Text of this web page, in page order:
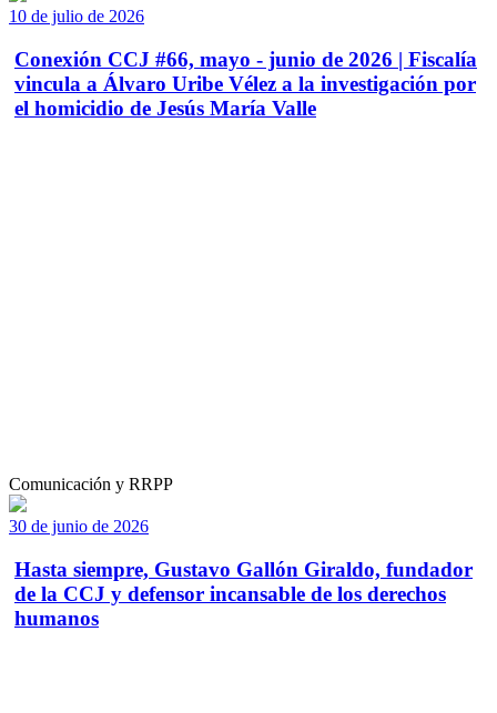
10 de julio de 2026
Conexión CCJ #66, mayo - junio de 2026 | Fiscalía
vincula a Álvaro Uribe Vélez a la investigación por
el homicidio de Jesús María Valle
Comunicación y RRPP
30 de junio de 2026
Hasta siempre, Gustavo Gallón Giraldo, fundador
de la CCJ y defensor incansable de los derechos
humanos